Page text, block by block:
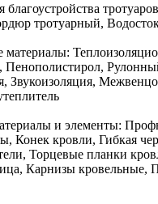
тротуарный,
материалы:
Пенополистирол,
Звукоизоляция,
и элементы:
Конек кровли, Гибкая
Торцевые планки
Карнизы кровельные,